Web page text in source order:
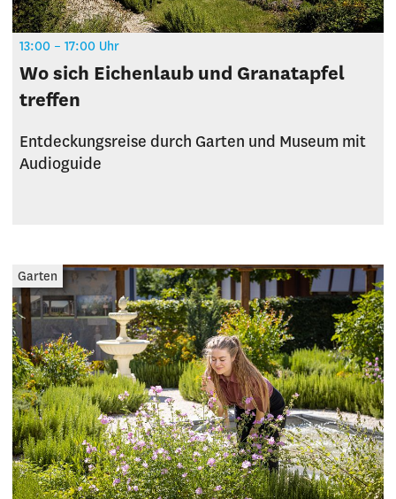
13:00 – 17:00 Uhr
Wo sich Eichenlaub und Granatapfel
treffen
Entdeckungsreise durch Garten und Museum mit
Audioguide
Garten